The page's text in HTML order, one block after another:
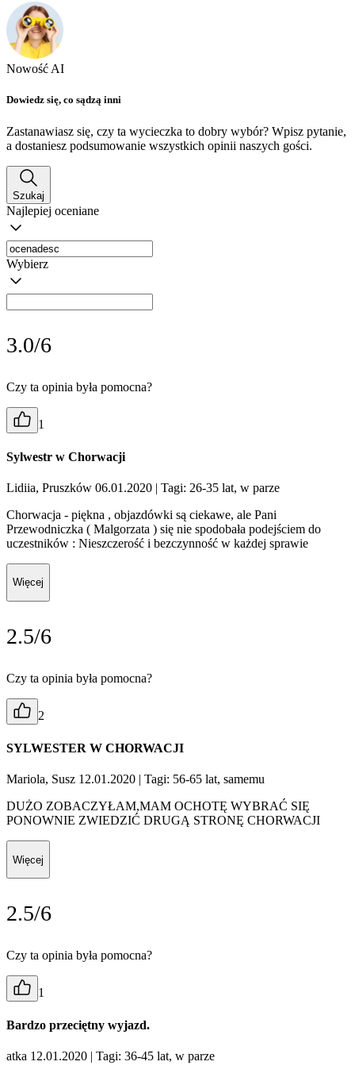
Nowość AI
Dowiedz się, co sądzą inni
Zastanawiasz się, czy ta wycieczka to dobry wybór? Wpisz pytanie,
a dostaniesz podsumowanie wszystkich opinii naszych gości.
Szukaj
Najlepiej oceniane
Wybierz
3.0/6
Czy ta opinia była pomocna?
1
Sylwestr w Chorwacji
Lidiia, Pruszków 06.01.2020 | Tagi: 26-35 lat, w parze
Chorwacja - piękna , objazdówki są ciekawe, ale Pani
Przewodniczka ( Malgorzata ) się nie spodobała podejściem do
uczestników : Nieszczerość i bezczynność w każdej sprawie
Więcej
2.5/6
Czy ta opinia była pomocna?
2
SYLWESTER W CHORWACJI
Mariola, Susz 12.01.2020 | Tagi: 56-65 lat, samemu
DUŻO ZOBACZYŁAM,MAM OCHOTĘ WYBRAĆ SIĘ
PONOWNIE ZWIEDZIĆ DRUGĄ STRONĘ CHORWACJI
Więcej
2.5/6
Czy ta opinia była pomocna?
1
Bardzo przeciętny wyjazd.
atka 12.01.2020 | Tagi: 36-45 lat, w parze